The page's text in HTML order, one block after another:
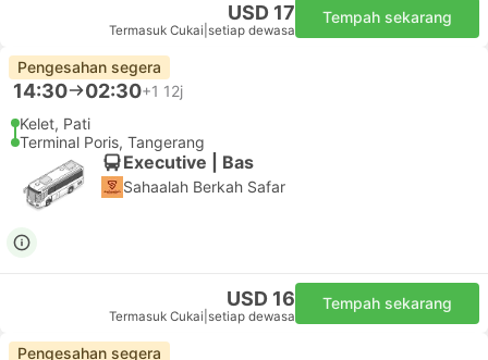
USD 17
Termasuk Cukai setiap dewasa
Tempah sekarang
Pengesahan segera
14:30 02:30+1 12j
Kelet, Pati
Terminal Poris, Tangerang
Executive | Bas
Sahaalah Berkah Safar
USD 16
Termasuk Cukai setiap dewasa
Tempah sekarang
Pengesahan segera